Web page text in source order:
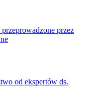
przez
od ekspertów ds.